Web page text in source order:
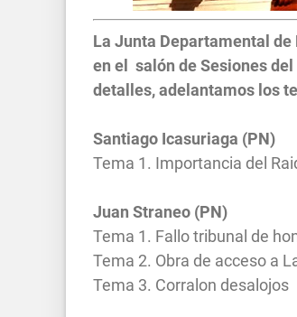
La Junta Departamental
en el salón de Sesiones
detalles, adelantamos los
Santiago Icasuriaga (PN)
Tema 1. Importancia del
Juan Straneo (PN)
Tema 1. Fallo tribunal de
Tema 2. Obra de acceso a
Tema 3. Corralon desalojos